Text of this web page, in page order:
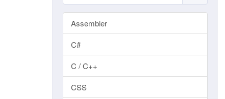
Assembler
C#
C / C++
CSS